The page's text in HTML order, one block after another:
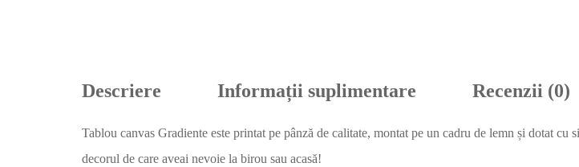
Descriere Informații suplimentare Recenzii (0)
Tablou canvas Gradiente este printat pe pânză de calitate, montat pe un cadru de lemn și dotat
decorul de care aveai nevoie la birou sau acasă!